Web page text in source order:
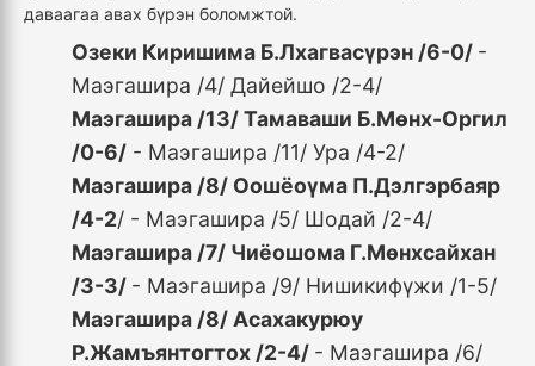
даваагаа авах бүрэн боломжтой.
Озеки Киришима Б.Лхагвасүрэн /6-0/ -
Маэгашира /4/ Дайейшо /2-4/
Маэгашира /13/ Тамаваши Б.Мөнх-Оргил
/0-6/ - Маэгашира /11/ Ура /4-2/
Маэгашира /8/ Оошёоүма П.Дэлгэрбаяр
/4-2/ - Маэгашира /5/ Шодай /2-4/
Маэгашира /7/ Чиёошома Г.Мөнхсайхан
/3-3/ - Маэгашира /9/ Нишикифүжи /1-5/
Маэгашира /8/ Асахакурюу
Р.Жамъянтогтох /2-4/ - Маэгашира /6/